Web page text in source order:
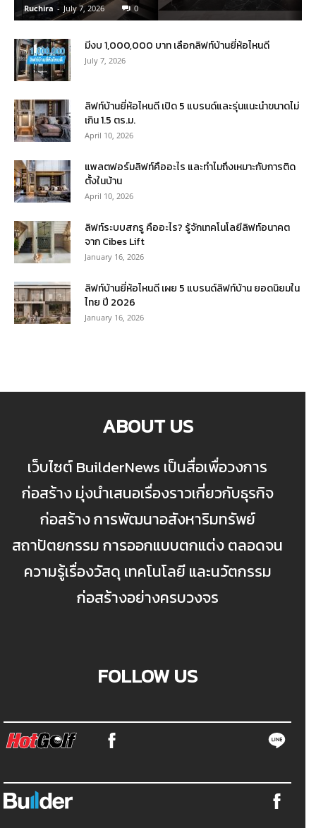
Ruchira - July 7, 2026 0
มีงบ 1,000,000 บาท เลือกลิฟท์บ้านยี่ห้อไหนดี
July 7, 2026
ลิฟท์บ้านยี่ห้อไหนดี เปิด 5 แบรนด์และรุ่นแนะนำขนาดไม่
เกิน 1.5 ตร.ม.
April 10, 2026
แพลตฟอร์มลิฟท์คืออะไร และทำไมถึงเหมาะกับการติด
ตั้งในบ้าน
April 10, 2026
ลิฟท์ระบบสกรู คืออะไร? รู้จักเทคโนโลยีลิฟท์อนาคต
จาก Cibes Lift
January 16, 2026
ลิฟท์บ้านยี่ห้อไหนดี เผย 5 แบรนด์ลิฟท์บ้าน ยอดนิยมใน
ไทย ปี 2026
January 16, 2026
ABOUT US
เว็บไซต์ BuilderNews เป็นสื่อเพื่อวงการ
ก่อสร้าง มุ่งนำเสนอเรื่องราวเกี่ยวกับธุรกิจ
ก่อสร้าง การพัฒนาอสังหาริมทรัพย์
สถาปัตยกรรม การออกแบบตกแต่ง ตลอดจน
ความรู้เรื่องวัสดุ เทคโนโลยี และนวัตกรรม
ก่อสร้างอย่างครบวงจร
FOLLOW US